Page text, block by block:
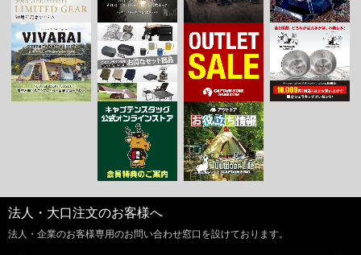
法人・大口注文のお客様へ
法人・企業のお客様専用のお問い合わせ窓口を設けております。